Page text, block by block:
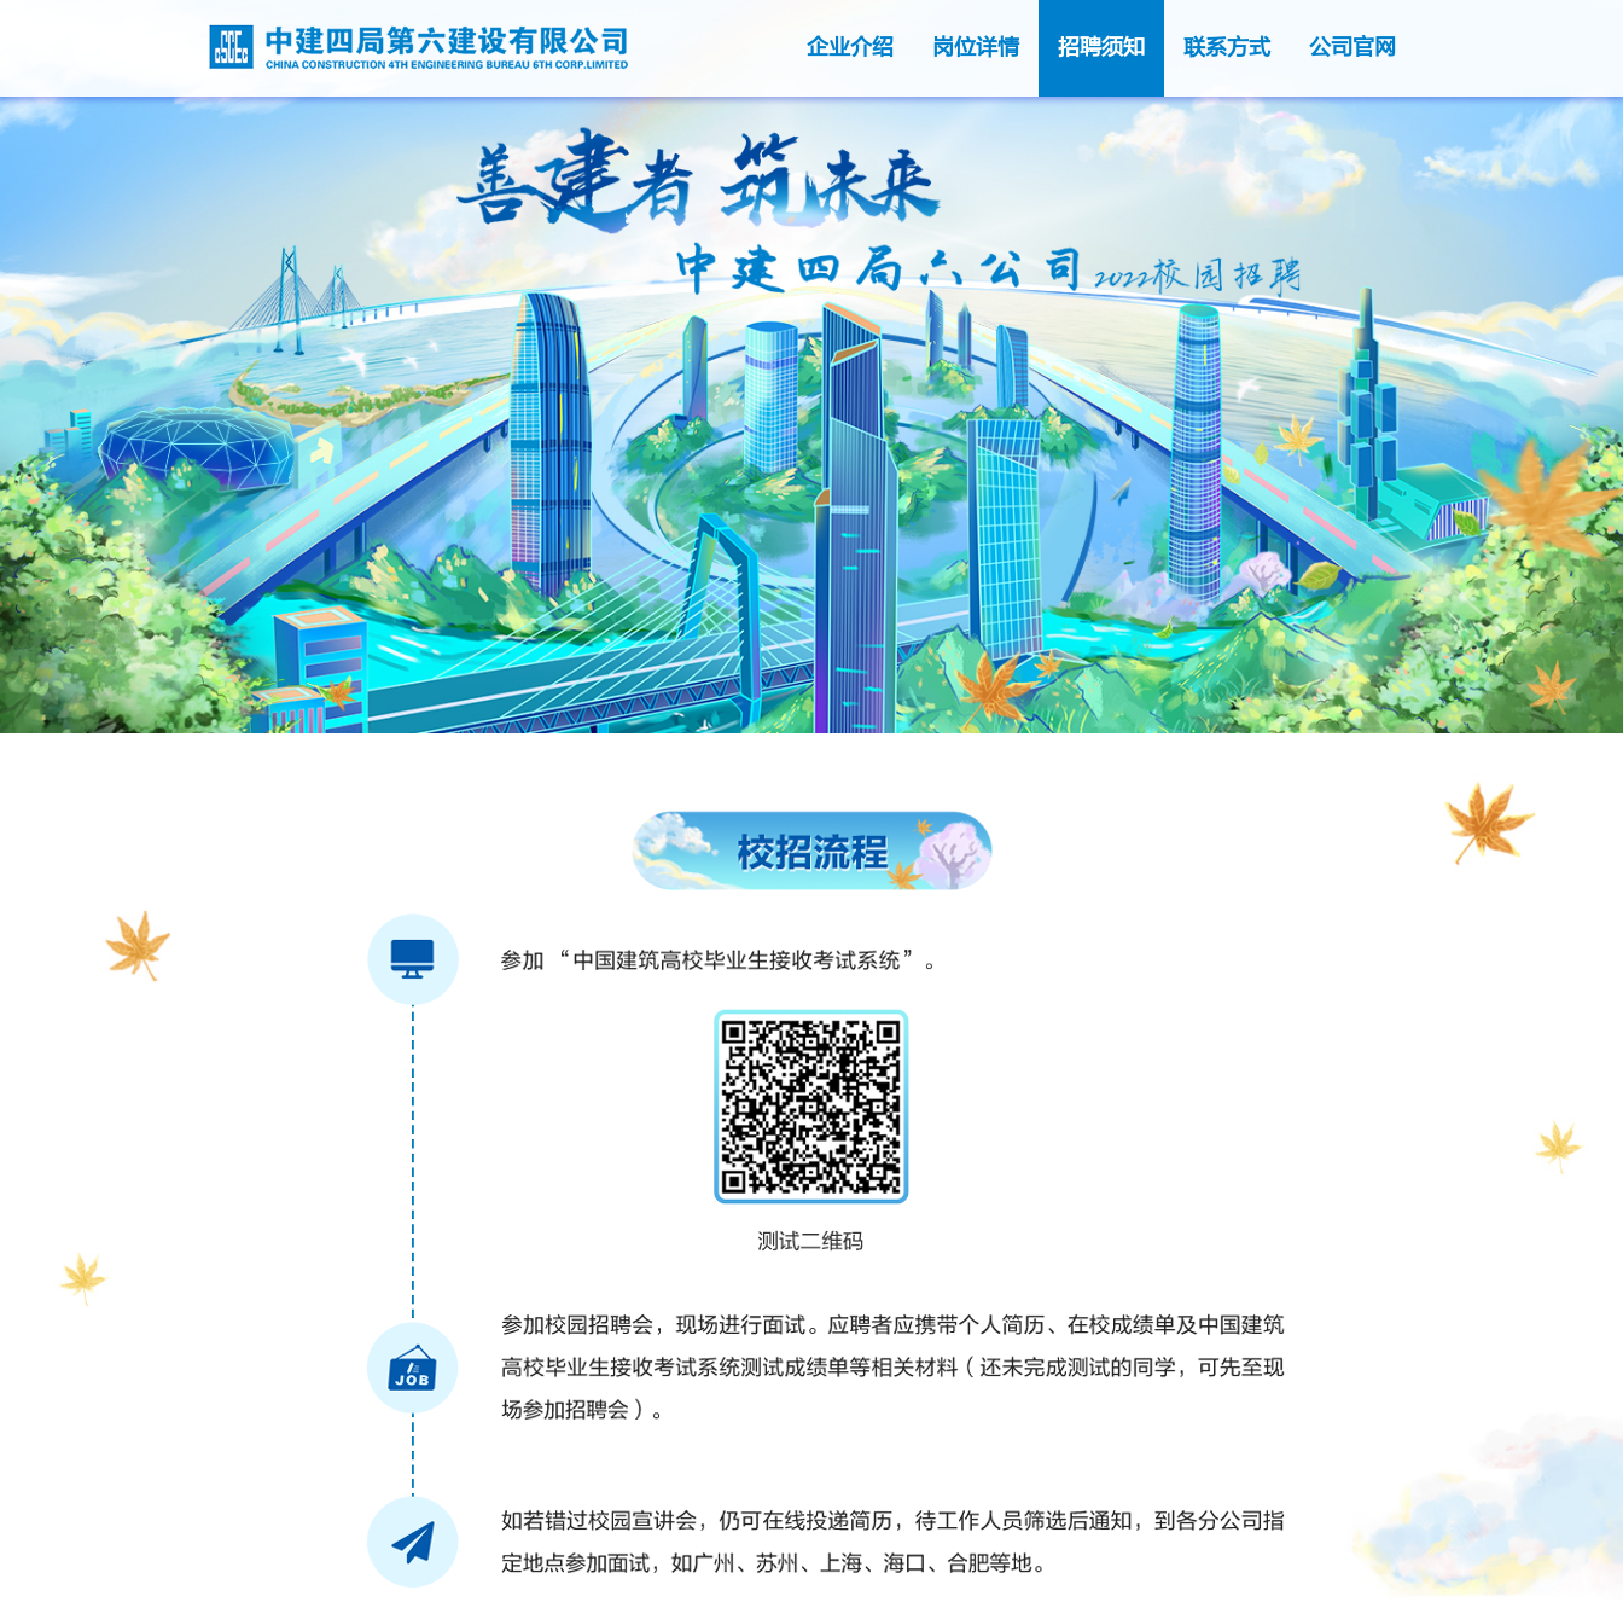
企业介绍 岗位详情 招聘须知 联系方式 公司官网